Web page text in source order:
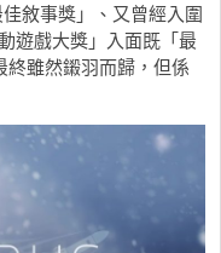
敘事獎」、又曾經入圍
遊戲大獎」入面既「最
雖然鎩羽而歸，但係